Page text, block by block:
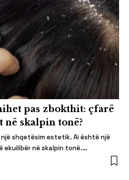
pas zbokthit: çfarë
skalpin tonë?
shqetësim estetik. Ai është një
ekuilibër në skalpin tonë.…